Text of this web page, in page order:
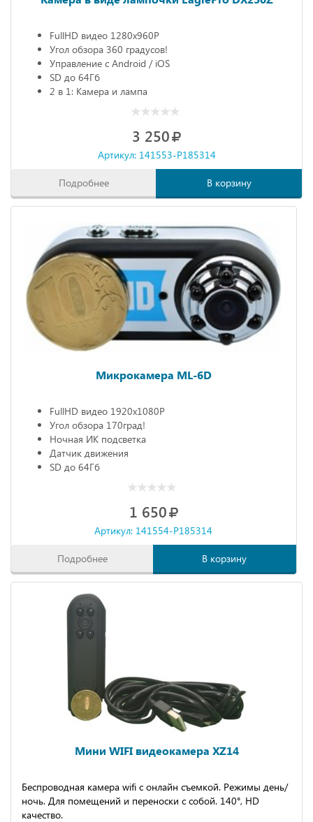
FullHD видео 1280х960P
Угол обзора 360 градусов!
Управление с Android / iOS
SD до 64Гб
2 в 1: Камера и лампа
3 250
Артикул: 141553-P185314
Подробнее В корзину
Микрокамера ML-6D
FullHD видео 1920х1080P
Угол обзора 170град!
Ночная ИК подсветка
Датчик движения
SD до 64Гб
1 650
Артикул: 141554-P185314
Подробнее В корзину
Мини WIFI видеокамера XZ14
Беспроводная камера wifi с онлайн съемкой. Режимы день/
ночь. Для помещений и переноски с собой. 140°, HD
качество.